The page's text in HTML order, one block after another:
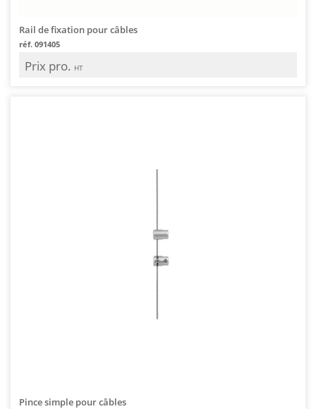
Rail de fixation pour câbles
réf. 091405
Prix pro. HT
Pince simple pour câbles